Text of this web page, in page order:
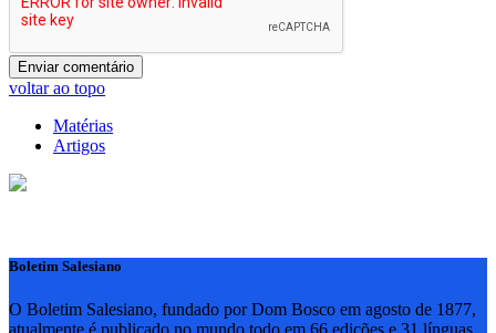
voltar ao topo
Matérias
Artigos
Boletim Salesiano
O Boletim Salesiano, fundado por Dom Bosco em agosto de 1877,
atualmente é publicado no mundo todo em 66 edições e 31 línguas,